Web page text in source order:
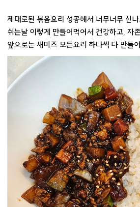
제대로된 볶음요리 성공해서 너무너무 신
쉬는날 이렇게 만들어먹어서 건강하고, 자
앞으로는 새미즈 모든요리 하나씩 다 만들